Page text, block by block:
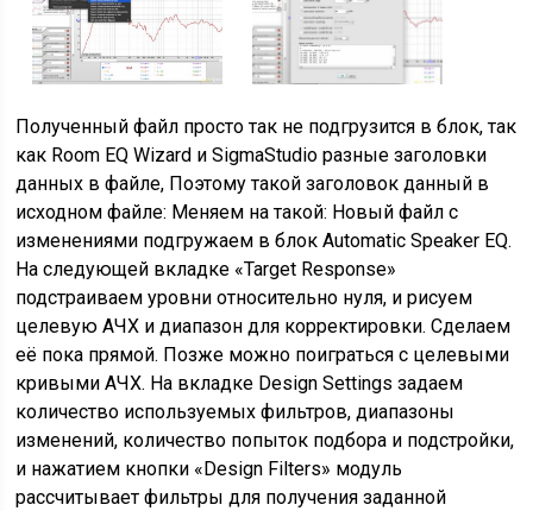
Полученный файл просто так не подгрузится в блок, так
как Room EQ Wizard и SigmaStudio разные заголовки
данных в файле, Поэтому такой заголовок данный в
исходном файле: Меняем на такой: Новый файл с
изменениями подгружаем в блок Automatic Speaker EQ.
На следующей вкладке «Target Response»
подстраиваем уровни относительно нуля, и рисуем
целевую АЧХ и диапазон для корректировки. Сделаем
её пока прямой. Позже можно поиграться с целевыми
кривыми АЧХ. На вкладке Design Settings задаем
количество используемых фильтров, диапазоны
изменений, количество попыток подбора и подстройки,
и нажатием кнопки «Design Filters» модуль
рассчитывает фильтры для получения заданной